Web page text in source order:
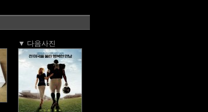
▼ 다음사진